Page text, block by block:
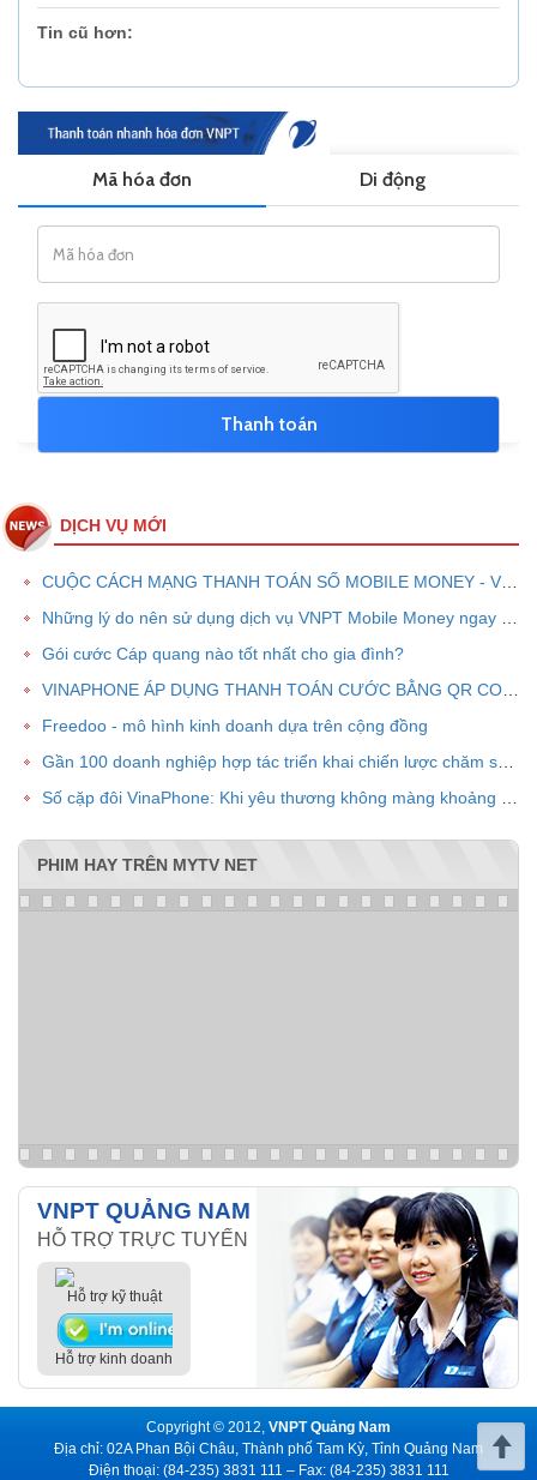
Tin cũ hơn:
DỊCH VỤ MỚI
Gói cước Cáp quang nào tốt nhất cho gia đình?
Freedoo - mô hình kinh doanh dựa trên cộng đồng
PHIM HAY TRÊN MYTV NET
VNPT QUẢNG NAM
HỖ TRỢ TRỰC TUYẾN
Hỗ trợ kỹ thuật
Hỗ trợ kinh doanh
Copyright © 2012, VNPT Quảng Nam
Địa chỉ: 02A Phan Bội Châu, Thành phố Tam Kỳ, Tỉnh Quảng Nam
Điện thoại: (84-235) 3831 111 – Fax: (84-235) 3831 111